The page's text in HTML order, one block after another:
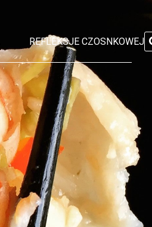
REFLEKSJE CZOSNKOWEJ